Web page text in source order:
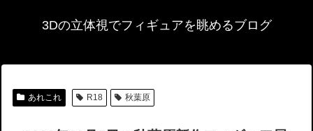
3Dの立体視でフィギュアを眺めるブログ
あれこれ R18 秋葉原